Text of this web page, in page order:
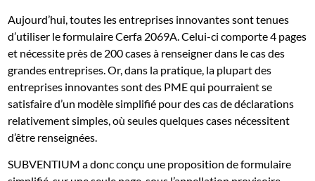
Aujourd’hui, toutes les entreprises innovantes sont tenues
d’utiliser le formulaire Cerfa 2069A. Celui-ci comporte 4 pages
et nécessite près de 200 cases à renseigner dans le cas des
grandes entreprises. Or, dans la pratique, la plupart des
entreprises innovantes sont des PME qui pourraient se
satisfaire d’un modèle simplifié pour des cas de déclarations
relativement simples, où seules quelques cases nécessitent
d’être renseignées.
SUBVENTIUM a donc conçu une proposition de formulaire